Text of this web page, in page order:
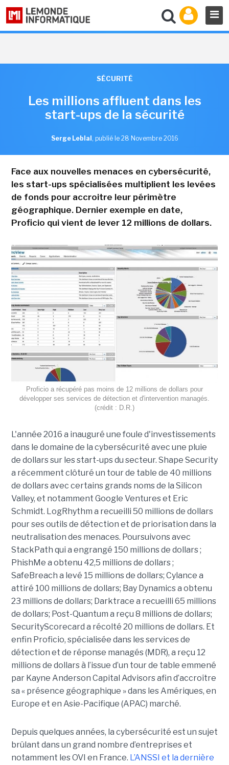
SÉCURITÉ
Les millions affluent dans les
start-ups de la sécurité
Serge Leblal , publié le 28 Novembre 2016
Face aux nouvelles menaces en cybersécurité,
les start-ups spécialisées multiplient les levées
de fonds pour accroitre leur périmètre
géographique. Dernier exemple en date,
Proficio qui vient de lever 12 millions de dollars.
Proficio a récupéré pas moins de 12 millions de dollars pour
développer ses services de détection et d'intervention managés.
(crédit : D.R.)
L'année 2016 a inauguré une foule d'investissements
dans le domaine de la cybersécurité avec une pluie
de dollars sur les start-ups du secteur. Shape Security
a récemment clôturé un tour de table de 40 millions
de dollars avec certains grands noms de la Silicon
Valley, et notamment Google Ventures et Eric
Schmidt. LogRhythm a recueilli 50 millions de dollars
pour ses outils de détection et de priorisation dans la
neutralisation des menaces. Poursuivons avec
StackPath qui a engrangé 150 millions de dollars ;
PhishMe a obtenu 42,5 millions de dollars ;
SafeBreach a levé 15 millions de dollars; Cylance a
attiré 100 millions de dollars; Bay Dynamics a obtenu
23 millions de dollars; Darktrace a recueilli 65 millions
de dollars; Post-Quantum a reçu 8 millions de dollars;
SecurityScorecard a récolté 20 millions de dollars. Et
enfin Proficio, spécialisée dans les services de
détection et de réponse managés (MDR), a reçu 12
millions de dollars à l’issue d’un tour de table emmené
par Kayne Anderson Capital Advisors afin d’accroître
sa « présence géographique » dans les Amériques, en
Europe et en Asie-Pacifique (APAC) marché.
Depuis quelques années, la cybersécurité est un sujet
brûlant dans un grand nombre d’entreprises et
notamment les OVI en France. L’ANSSI et la dernière